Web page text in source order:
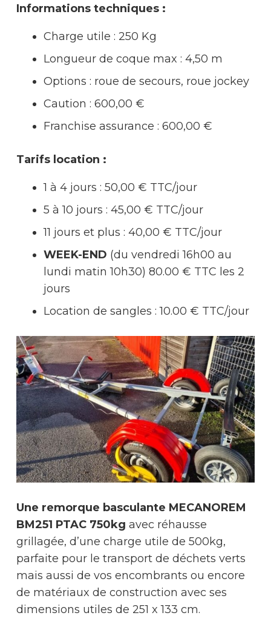
Informations techniques :
Charge utile : 250 Kg
Longueur de coque max : 4,50 m
Options : roue de secours, roue jockey
Caution : 600,00 €
Franchise assurance : 600,00 €
Tarifs location :
1 à 4 jours : 50,00 € TTC/jour
5 à 10 jours : 45,00 € TTC/jour
11 jours et plus : 40,00 € TTC/jour
WEEK-END (du vendredi 16h00 au
lundi matin 10h30) 80.00 € TTC les 2
jours
Location de sangles : 10.00 € TTC/jour
Une remorque basculante MECANOREM
BM251 PTAC 750kg avec réhausse
grillagée, d’une charge utile de 500kg,
parfaite pour le transport de déchets verts
mais aussi de vos encombrants ou encore
de matériaux de construction avec ses
dimensions utiles de 251 x 133 cm.